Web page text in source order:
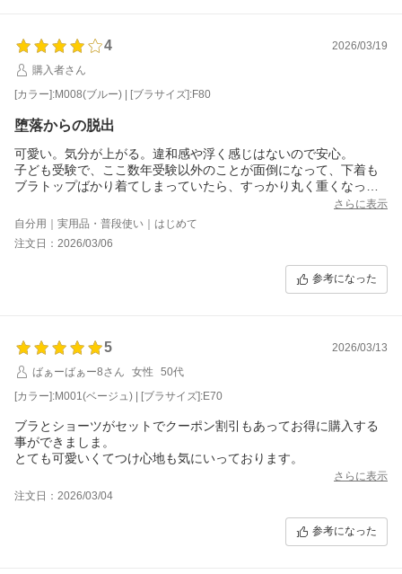
4
2026/03/19
購入者さん
[カラー]:M008(ブルー) | [ブラサイズ]:F80
堕落からの脱出
可愛い。気分が上がる。違和感や浮く感じはないので安心。
子ども受験で、ここ数年受験以外のことが面倒になって、下着も
ブラトップばかり着てしまっていたら、すっかり丸く重くなって
重い腰をあげ、久しぶりにブラのサイズ測って貰ったら全くちが
うサイズになっていたことがわかったので手持ちの全てのブラを
処分、総入れ替えした。その際に購入したうちの1点。ブラトップ
さらに表示
自分用｜実用品・普段使い｜はじめて
注文日：2026/03/06
参考になった
5
2026/03/13
ばぁーばぁー8さん
女性
50代
[カラー]:M001(ベージュ) | [ブラサイズ]:E70
ブラとショーツがセットでクーポン割引もあってお得に購入する
事ができましま。
とても可愛いくてつけ心地も気にいっております。
さらに表示
注文日：2026/03/04
参考になった